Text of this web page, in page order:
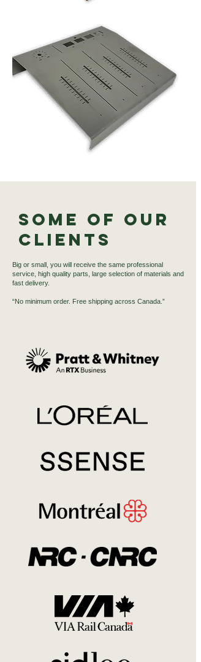
Some of our
Clients
Big or small, you will receive the same professional
service, high quality parts, large selection of materials and
fast delivery.
“No minimum order. Free shipping across Canada.”